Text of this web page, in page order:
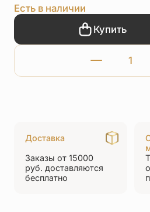
опроса
пользователя
Есть в наличии
Купить
Доставка
Заказы от 15000
руб. доставляются
бесплатно